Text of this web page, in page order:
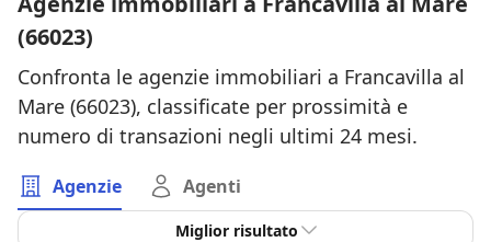
(66023)
Confronta le agenzie immobiliari a Francavilla al
Mare (66023), classificate per prossimità e
numero di transazioni negli ultimi 24 mesi.
Agenzie Agenti
Miglior risultato